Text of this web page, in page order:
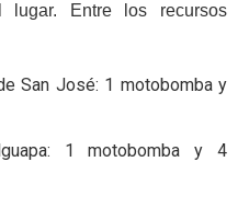
lugar. Entre los recursos
San José: 1 motobomba y
1 motobomba y 4